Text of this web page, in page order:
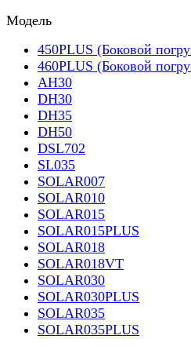
Модель
450PLUS (Боковой
460PLUS (Боковой
AH30
DH30
DH35
DH50
DSL702
SL035
SOLAR007
SOLAR010
SOLAR015
SOLAR015PLUS
SOLAR018
SOLAR018VT
SOLAR030
SOLAR030PLUS
SOLAR035
SOLAR035PLUS